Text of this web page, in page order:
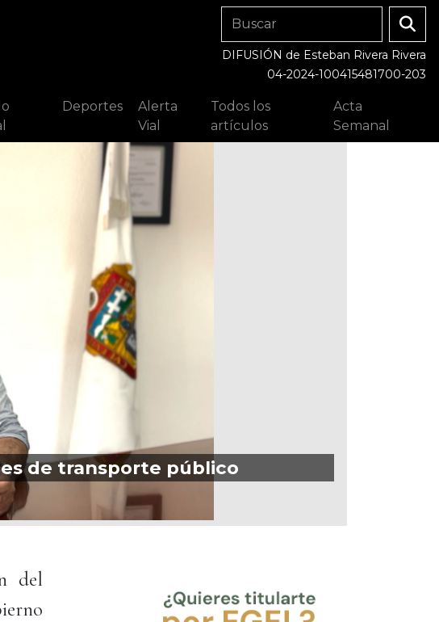
DIFUSIÓN de Esteban Rivera Rivera
04-2024-100415481700-203
Deportes
Alerta
Vial
Todos los
artículos
Acta
Semanal
de transporte público
del